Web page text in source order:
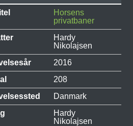
Horsens
privatbaner
Hardy
Nikolajsen
2016
208
Danmark
Hardy
Nikolajsen